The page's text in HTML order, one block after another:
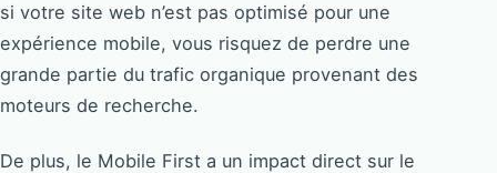
si votre site web n’est pas optimisé pour une
expérience mobile, vous risquez de perdre une
grande partie du trafic organique provenant des
moteurs de recherche.
De plus, le Mobile First a un impact direct sur le